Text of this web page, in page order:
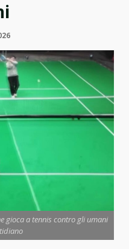
gioca a tennis contro gli umani